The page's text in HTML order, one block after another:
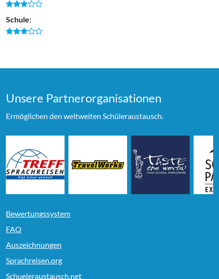
Schule:
Unsere Partner­organi­sationen
Ermöglichen den weltweiten Schüleraustausch.
Bewertungssystem
FAQ
Auszeichnungen
Sprachreisen.org
Schueleraustausch.net